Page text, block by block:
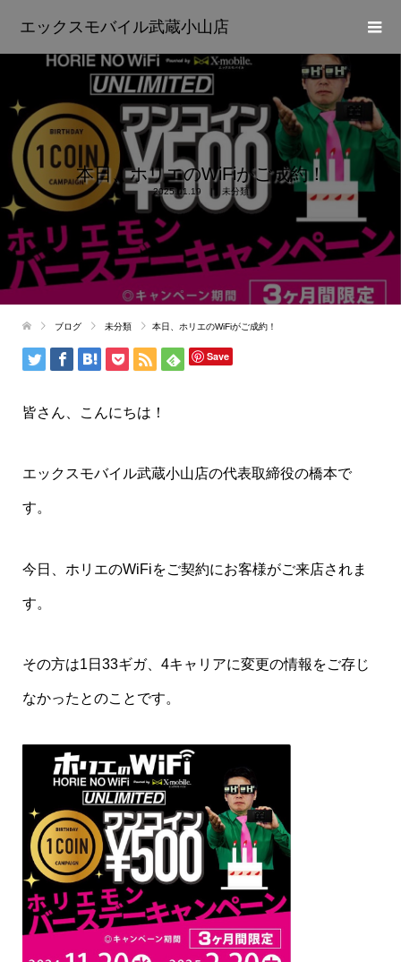
エックスモバイル武蔵小山店
本日、ホリエのWiFiがご成約！
2025.01.19 未分類
ブログ 未分類 本日、ホリエのWiFiがご成約！
Save
皆さん、こんにちは！
エックスモバイル武蔵小山店の代表取締役の橋本で
す。
今日、ホリエのWiFiをご契約にお客様がご来店されま
す。
その方は1日33ギガ、4キャリアに変更の情報をご存じ
なかったとのことです。